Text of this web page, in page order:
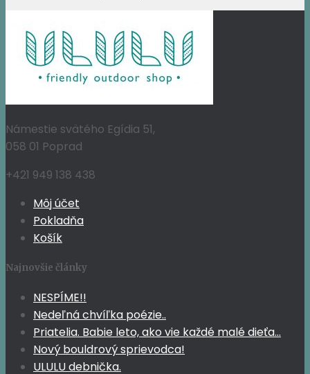
23,95 €.22,03 €.
Námestie svätého Egídia 51,
058 01 Poprad
+421 949 138 438
Môj účet
Pokladňa
Košík
Najnovšie články
NESPÍME!!
Nedeľná chvíľka poézie..
Priatelia. Babie leto, ako vie každé malé dieťa…
Nový bouldrový sprievodca!
ULULU debnička.